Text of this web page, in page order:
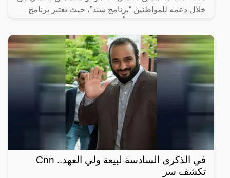
خلال دعمه للمواطنين “برنامج سند”، حيث يعتبر برنامج
تقديمها
في الذكرى السادسة لبيعة ولي العهد.. Cnn
تكشف سر